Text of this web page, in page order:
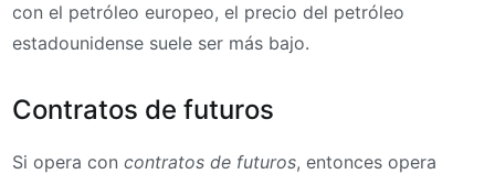
con el petróleo europeo, el precio del petróleo
estadounidense suele ser más bajo.
Contratos de futuros
Si opera con contratos de futuros, entonces opera